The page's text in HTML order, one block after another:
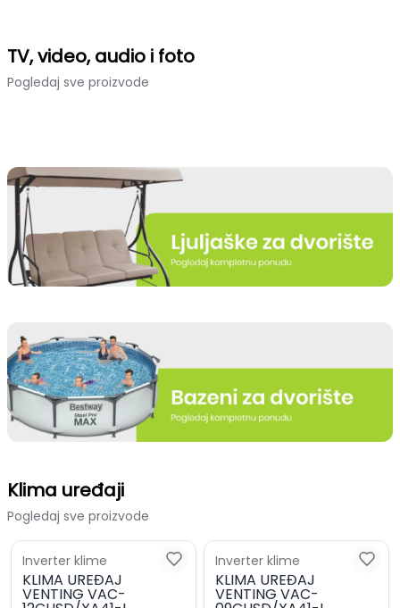
TV, video, audio i foto
Pogledaj sve proizvode
Klima uređaji
Pogledaj sve proizvode
Inverter klime
KLIMA UREĐAJ
VENTING VAC-
Inverter klime
KLIMA UREĐAJ
VENTING VAC-